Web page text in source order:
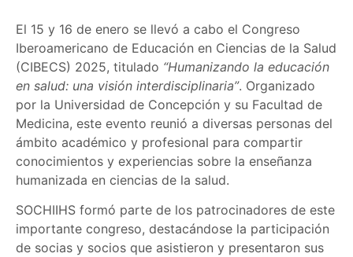
El 15 y 16 de enero se llevó a cabo el Congreso
Iberoamericano de Educación en Ciencias de la Salud
(CIBECS) 2025, titulado “Humanizando la educación
en salud: una visión interdisciplinaria”. Organizado
por la Universidad de Concepción y su Facultad de
Medicina, este evento reunió a diversas personas del
ámbito académico y profesional para compartir
conocimientos y experiencias sobre la enseñanza
humanizada en ciencias de la salud.
SOCHIIHS formó parte de los patrocinadores de este
importante congreso, destacándose la participación
de socias y socios que asistieron y presentaron sus